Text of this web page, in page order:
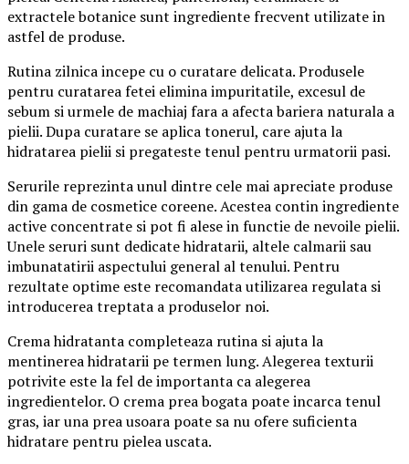
extractele botanice sunt ingrediente frecvent utilizate in
astfel de produse.
Rutina zilnica incepe cu o curatare delicata. Produsele
pentru curatarea fetei elimina impuritatile, excesul de
sebum si urmele de machiaj fara a afecta bariera naturala a
pielii. Dupa curatare se aplica tonerul, care ajuta la
hidratarea pielii si pregateste tenul pentru urmatorii pasi.
Serurile reprezinta unul dintre cele mai apreciate produse
din gama de cosmetice coreene. Acestea contin ingrediente
active concentrate si pot fi alese in functie de nevoile pielii.
Unele seruri sunt dedicate hidratarii, altele calmarii sau
imbunatatirii aspectului general al tenului. Pentru
rezultate optime este recomandata utilizarea regulata si
introducerea treptata a produselor noi.
Crema hidratanta completeaza rutina si ajuta la
mentinerea hidratarii pe termen lung. Alegerea texturii
potrivite este la fel de importanta ca alegerea
ingredientelor. O crema prea bogata poate incarca tenul
gras, iar una prea usoara poate sa nu ofere suficienta
hidratare pentru pielea uscata.